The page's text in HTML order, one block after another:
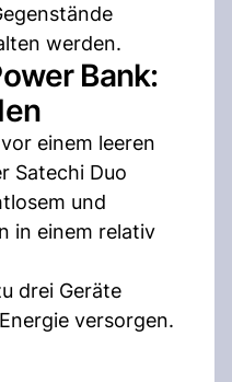
werden.
Bank:
einem leeren
Satechi Duo
und
in einem relativ
drei Geräte
versorgen.